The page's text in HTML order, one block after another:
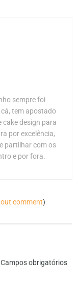
sempre foi
tem apostado
cake design para
por excelência,
partilhar com os
e por fora.
comment)
Campos obrigatórios